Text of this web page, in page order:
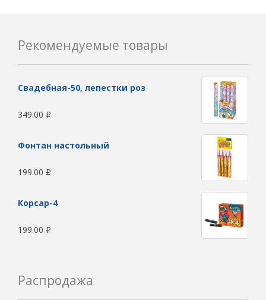
Рекомендуемые товары
Свадебная-50, лепестки роз
349.00 Р
Фонтан настольный
199.00 Р
Корсар-4
199.00 Р
Распродажа